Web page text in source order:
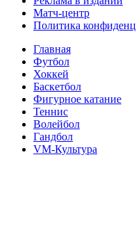
Матч-центр
Политика
Главная
Футбол
Хоккей
Баскетбол
Фигурное катание
Теннис
Волейбол
Гандбол
VM-Культура